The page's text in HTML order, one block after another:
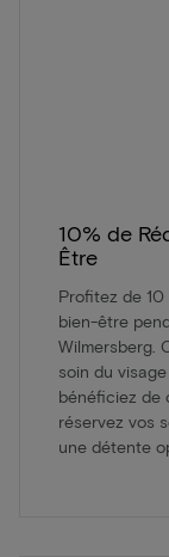
10% de
Être
Profitez de
bien-être
Wilmersberg.
soin du
bénéficiez de
réservez vos
une détente